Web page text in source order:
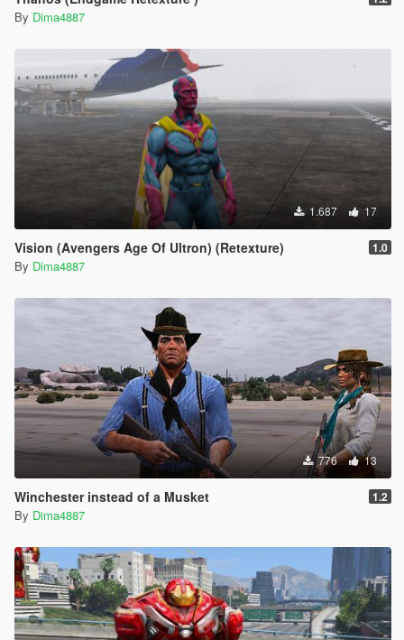
By Dima4887
1.687 17
Vision (Avengers Age Of Ultron) (Retexture) 1.0
By Dima4887
776 13
Winchester instead of a Musket 1.2
By Dima4887